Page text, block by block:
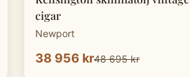
cigar
Newport
38 956 kr48 695 kr